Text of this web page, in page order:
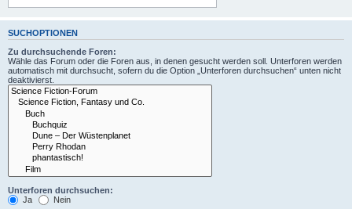
SUCHOPTIONEN
Zu durchsuchende Foren:
Wähle das Forum oder die Foren aus, in denen gesucht werden soll. Unterforen werden
automatisch mit durchsucht, sofern du die Option „Unterforen durchsuchen“ unten nicht
deaktivierst.
Unterforen durchsuchen:
Ja
Nein